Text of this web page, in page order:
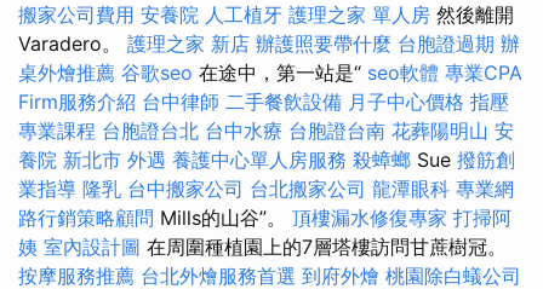
搬家公司費用 安養院 人工植牙 護理之家 單人房 然後離開
Varadero。 護理之家 新店 辦護照要帶什麼 台胞證過期 辦
桌外燴推薦 谷歌seo 在途中，第一站是“ seo軟體 專業CPA
Firm服務介紹 台中律師 二手餐飲設備 月子中心價格 指壓
專業課程 台胞證台北 台中水療 台胞證台南 花葬陽明山 安
養院 新北市 外遇 養護中心單人房服務 殺蟑螂 Sue 撥筋創
業指導 隆乳 台中搬家公司 台北搬家公司 龍潭眼科 專業網
路行銷策略顧問 Mills的山谷”。 頂樓漏水修復專家 打掃阿
姨 室內設計圖 在周圍種植園上的7層塔樓訪問甘蔗樹冠。
按摩服務推薦 台北外燴服務首選 到府外燴 桃園除白蟻公司